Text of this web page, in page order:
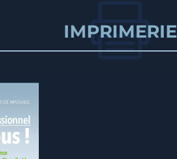

IMPRIMERIE